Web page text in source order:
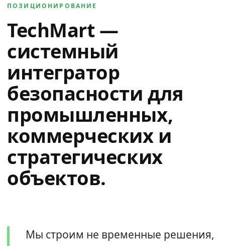
ПОЗИЦИОНИРОВАНИЕ
TechMart —
системный
интегратор
безопасности для
промышленных,
коммерческих и
стратегических
объектов.
Мы строим не временные решения,